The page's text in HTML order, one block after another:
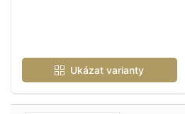
Ukázat varianty